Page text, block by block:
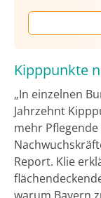
Kipppunkte
„In einzelnen
Jahrzehnt
mehr
Report. Klie
warum Bayern